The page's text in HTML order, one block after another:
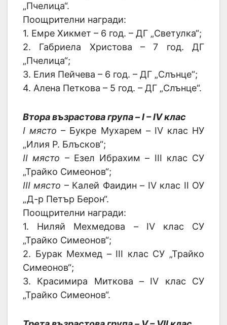
„Пчелица“.
Поощрителни награди:
1. Емре Хикмет – 6 год. – ДГ „Светулка“;
2. Габриела Христова – 7 год. ДГ
„Пчелица“;
3. Елия Пейчева – 6 год. – ДГ „Слънце“;
4. Алена Петкова – 5 год. – ДГ „Слънцe“.
Втора възрастова група – I – IV клас
I място – Букре Мухарем – IV клас НУ
„Илия Р. Блъсков“;
II място – Езел Ибрахим – III клас СУ
„Трайко Симеонов“;
III място – Калей Фаидин – IV клас II ОУ
„Д-р Петър Берон“.
Поощрителни награди:
1. Ниляй Мехмедова – IV клас СУ
„Трайко Симеонов“;
2. Бурак Мехмед – III клас СУ „Трайко
Симеонов“;
3. Красимира Миткова – IV клас СУ
„Трайко Симеонов“.